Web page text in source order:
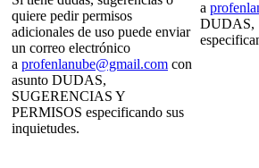
quiere pedir permisos
adicionales de uso puede enviar
un correo electrónico
a profenlanube@gmail.com con
asunto DUDAS,
SUGERENCIAS Y
PERMISOS especificando sus
inquietudes.
a
DUDAS,